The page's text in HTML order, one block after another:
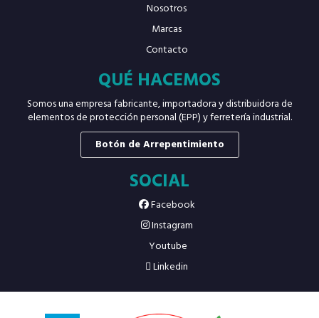
Nosotros
Marcas
Contacto
QUÉ HACEMOS
Somos una empresa fabricante, importadora y distribuidora de
elementos de protección personal (EPP) y ferretería industrial.
Botón de Arrepentimiento
SOCIAL
Facebook
Instagram
Youtube
Linkedin